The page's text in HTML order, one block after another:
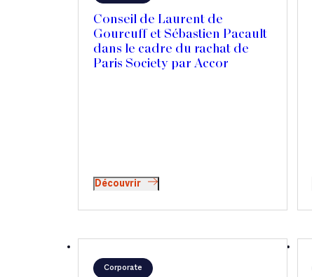
Conseil de Laurent de
Gourcuff et Sébastien Pacault
dans le cadre du rachat de
Paris Society par Accor
Découvrir
Corporate